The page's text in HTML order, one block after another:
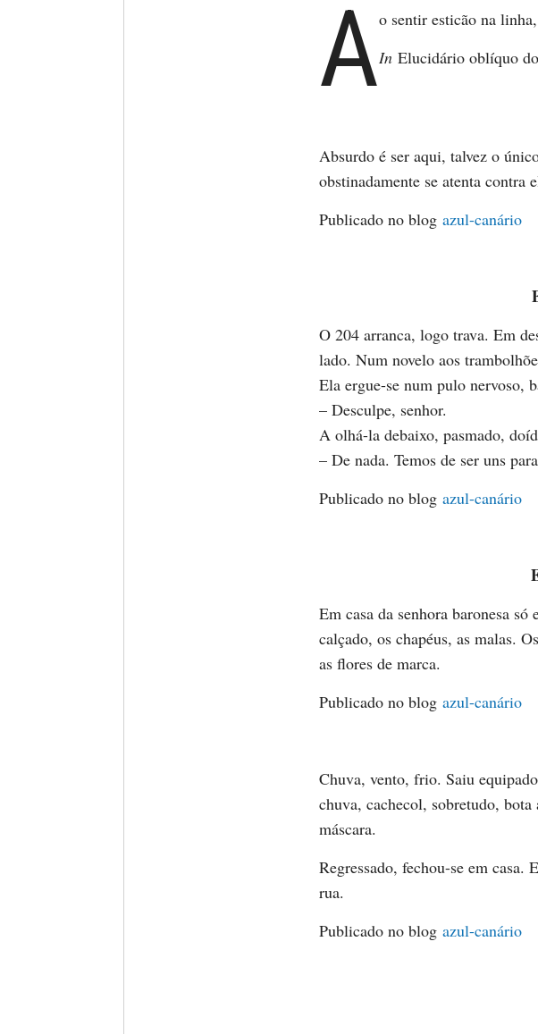
Ao sentir esticão na
In Elucidário oblíquo
Absurdo é ser aqui, talvez o
obstinadamente se atenta contra
Publicado no blogazul-canário
O 204 arranca, logo trava. Em
lado. Num novelo aos
Ela ergue-se num pulo nervoso,
– Desculpe, senhor.
A olhá-la debaixo, pasmado,
– De nada. Temos de ser uns
Publicado no blogazul-canário
Em casa da senhora baronesa
calçado, os chapéus, as malas.
as flores de marca.
Publicado no blogazul-canário
Chuva, vento, frio. Saiu
chuva, cachecol, sobretudo,
máscara.
Regressado, fechou-se em
rua.
Publicado no blogazul-canário